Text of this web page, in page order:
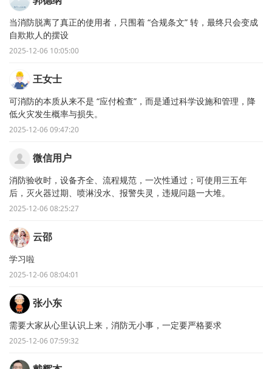
当消防脱离了真正的使用者，只围着 “合规条文” 转，最终只会变成
自欺欺人的摆设
2025-12-06 10:05:00
王女士
可消防的本质从来不是 “应付检查”，而是通过科学设施和管理，降
低火灾发生概率与损失。
2025-12-06 09:47:20
微信用户
消防验收时，设备齐全、流程规范，一次性通过；可使用三五年
后，灭火器过期、喷淋没水、报警失灵，违规问题一大堆。
2025-12-06 08:25:27
云邵
学习啦
2025-12-06 08:04:01
张小东
需要大家从心里认识上来，消防无小事，一定要严格要求
2025-12-06 07:59:32